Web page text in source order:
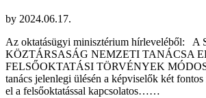
by 2024.06.17.
Az oktatásügyi minisztérium hírleveléből:
KÖZTÁRSASÁG NEMZETI TANÁCSA
FELSŐOKTATÁSI TÖRVÉNYEK
tanács jelenlegi ülésén a képviselők két
el a felsőoktatással kapcsolatos……